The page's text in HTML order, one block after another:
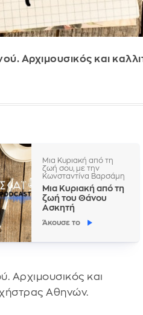
Αρχιμουσικός και
Μια Κυριακή από τη
ζωή σου, με την
Κωνσταντίνα Βαρσάμη
Μια Κυριακή από τη
ζωή του Θάνου
Ασκητή
Άκουσε το
Αρχιμουσικός και
Αθηνών.